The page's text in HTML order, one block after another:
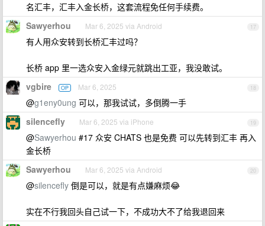
名汇丰，汇丰入金长桥，这套流程免任何手续费。
17
Sawyerhou Mar 6, 2025 via Android
有人用众安转到长桥汇丰过吗？
长桥 app 里一选众安入金绿元就跳出工亚，我没敢试。
18
vgbire OP Mar 6, 2025
@g1eny0ung 可以，那我试试，多倒腾一手
19
silencefly Mar 6, 2025 via iPhone
@Sawyerhou #17 众安 CHATS 也是免费 可以先转到汇丰 再入
金长桥
20
Sawyerhou Mar 6, 2025 via Android
@silencefly 倒是可以，就是有点嫌麻烦😂
实在不行我回头自己试一下，不成功大不了给我退回来